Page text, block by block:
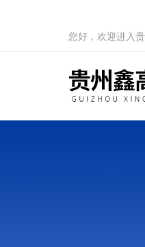
您好，欢迎进入